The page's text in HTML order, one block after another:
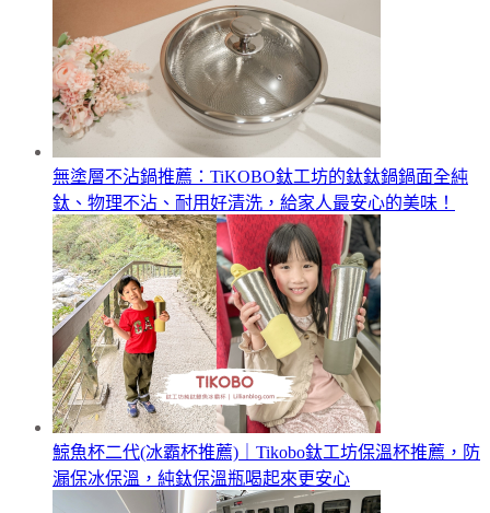
無塗層不沾鍋推薦：TiKOBO鈦工坊的鈦鈦鍋鍋面全純
鈦、物理不沾、耐用好清洗，給家人最安心的美味！
鯨魚杯二代(冰霸杯推薦)｜Tikobo鈦工坊保溫杯推薦，防
漏保冰保溫，純鈦保溫瓶喝起來更安心